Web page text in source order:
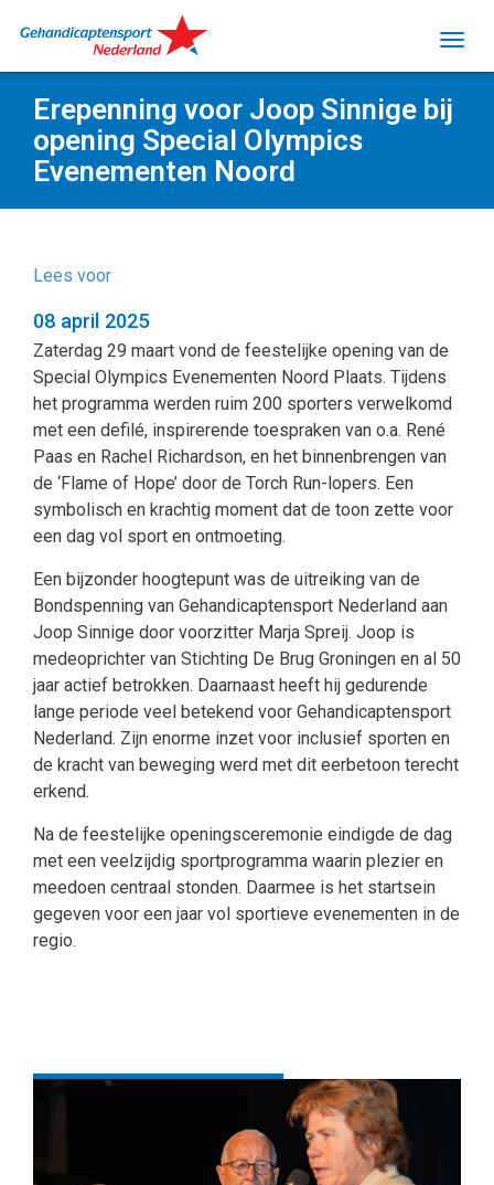
Erepenning voor Joop Sinnige bij
opening Special Olympics
Evenementen Noord
Lees voor
08 april 2025
Zaterdag 29 maart vond de feestelijke opening van de
Special Olympics Evenementen Noord Plaats. Tijdens
het programma werden ruim 200 sporters verwelkomd
met een defilé, inspirerende toespraken van o.a. René
Paas en Rachel Richardson, en het binnenbrengen van
de ‘Flame of Hope’ door de Torch Run-lopers. Een
symbolisch en krachtig moment dat de toon zette voor
een dag vol sport en ontmoeting.
Een bijzonder hoogtepunt was de uitreiking van de
Bondspenning van Gehandicaptensport Nederland aan
Joop Sinnige door voorzitter Marja Spreij. Joop is
medeoprichter van Stichting De Brug Groningen en al 50
jaar actief betrokken. Daarnaast heeft hij gedurende
lange periode veel betekend voor Gehandicaptensport
Nederland. Zijn enorme inzet voor inclusief sporten en
de kracht van beweging werd met dit eerbetoon terecht
erkend.
Na de feestelijke openingsceremonie eindigde de dag
met een veelzijdig sportprogramma waarin plezier en
meedoen centraal stonden. Daarmee is het startsein
gegeven voor een jaar vol sportieve evenementen in de
regio.
Deel deze pagina